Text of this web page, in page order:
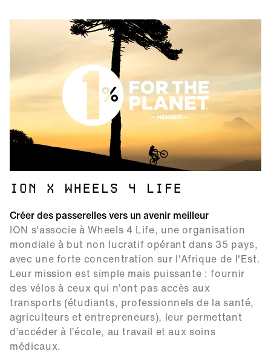
ION X WHEELS 4 LIFE
Créer des passerelles vers un avenir meilleur
ION s'associe à Wheels 4 Life, une organisation
mondiale à but non lucratif opérant dans 35 pays,
avec une forte concentration sur l'Afrique de l'Est.
Leur mission est simple mais puissante : fournir
des vélos à ceux qui n’ont pas accès aux
transports (étudiants, professionnels de la santé,
agriculteurs et entrepreneurs), leur permettant
d’accéder à l’école, au travail et aux soins
médicaux.